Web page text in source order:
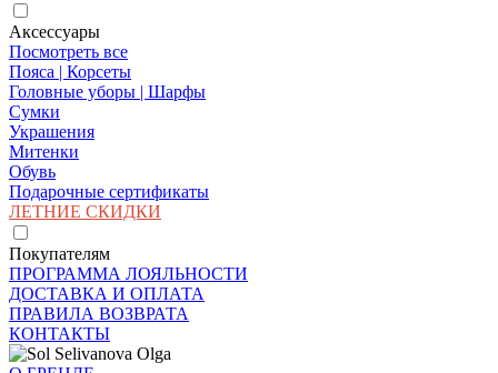
Аксессуары
Посмотреть все
Пояса | Корсеты
Головные уборы | Шарфы
Сумки
Украшения
Митенки
Обувь
Подарочные сертификаты
ЛЕТНИЕ СКИДКИ
Покупателям
ПРОГРАММА ЛОЯЛЬНОСТИ
ДОСТАВКА И ОПЛАТА
ПРАВИЛА ВОЗВРАТА
КОНТАКТЫ